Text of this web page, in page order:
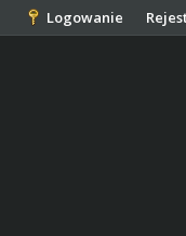
Logowanie